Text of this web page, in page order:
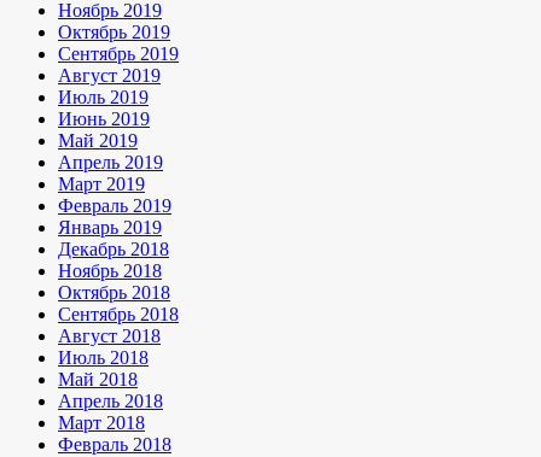
Ноябрь 2019
Октябрь 2019
Сентябрь 2019
Август 2019
Июль 2019
Июнь 2019
Май 2019
Апрель 2019
Март 2019
Февраль 2019
Январь 2019
Декабрь 2018
Ноябрь 2018
Октябрь 2018
Сентябрь 2018
Август 2018
Июль 2018
Май 2018
Апрель 2018
Март 2018
Февраль 2018